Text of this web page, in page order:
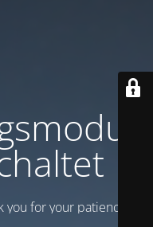
for your patience!